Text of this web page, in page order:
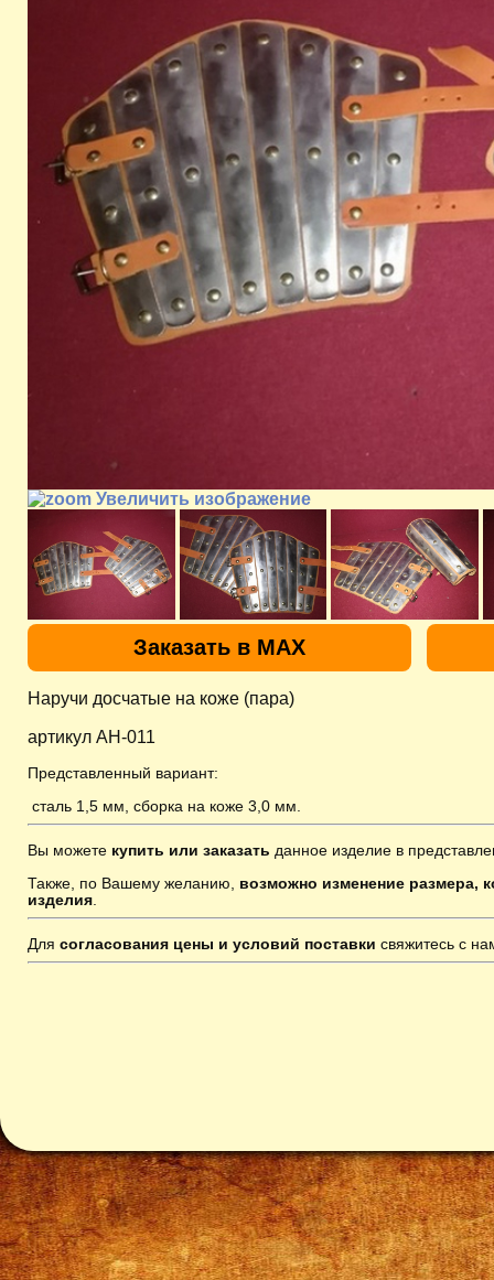
Увеличить изображение
Заказать в MAX
Наручи досчатые на коже (пара)
артикул AH-011
Представленный вариант:
сталь 1,5 мм, сборка на коже 3,0 мм.
Вы можете купить или заказать данное изделие в
Также, по Вашему желанию, возможно изменение размера,
изделия
Для согласования цены и условий поставки свяжитесь с